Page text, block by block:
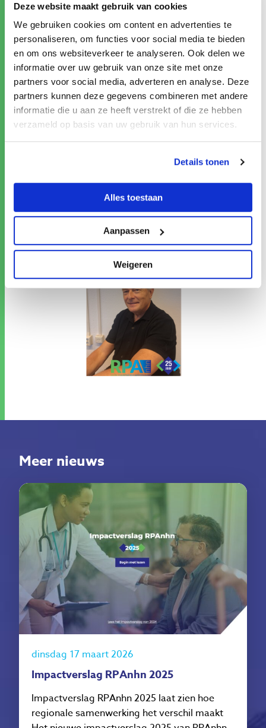
Deze website maakt gebruik van cookies
We gebruiken cookies om content en advertenties te
personaliseren, om functies voor social media te bieden
en om ons websiteverkeer te analyseren. Ook delen we
informatie over uw gebruik van onze site met onze
partners voor social media, adverteren en analyse. Deze
partners kunnen deze gegevens combineren met andere
informatie die u aan ze heeft verstrekt of die ze hebben
verzameld op basis van uw gebruik van hun services.
Details tonen
Alles toestaan
Aanpassen
Weigeren
wordt het nu meer het cement tussen de stenen.
Het is tijd voor alle partijen om samen de stap te
zetten naar meer doen en minder praten. Als we
met elkaar in staat zijn om die brede regionale blik
vast te houden en iets minder met onszelf bezig
zijn, dan komt die regionale vooruitgang er zeker.
Stap voor stap passen vooruit zetten, wendbaar en
flexibel blijven. Daar heb ik alle vertrouwen in.”
Hans Tromp is rayonmanager voor het UWV
(arbeidsmarktregio Noord-Holland Noord) en vanuit
Meer nieuws
dinsdag 17 maart 2026
Impactverslag RPAnhn 2025
Impactverslag RPAnhn 2025 laat zien hoe
regionale samenwerking het verschil maakt